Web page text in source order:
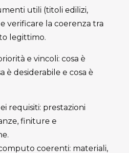
utili (titoli edilizi,
verificare la coerenza tra
legittimo.
e vincoli: cosa è
è desiderabile e cosa è
requisiti: prestazioni
finiture e
coerenti: materiali,